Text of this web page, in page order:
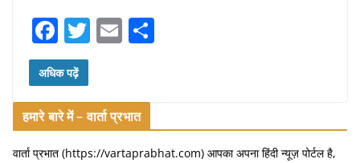
F
a
c
e
b
T
er
E
l
अधिक पढ़ें
हमारे बारे में – वार्ता प्रभात
वार्ता प्रभात (https://vartaprabhat.com) आपका अपना हिंदी न्यूज़ पोर्टल है,